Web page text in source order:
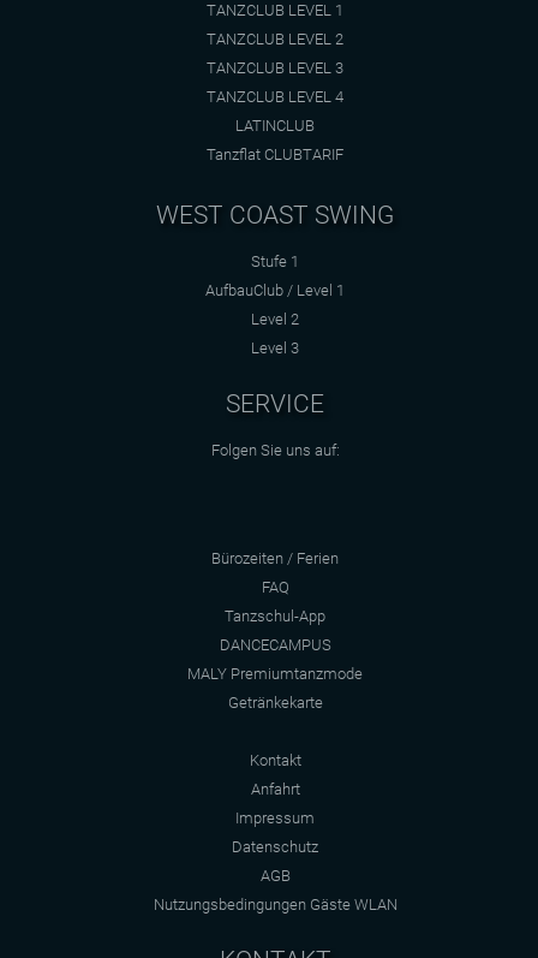
TANZCLUB LEVEL 1
TANZCLUB LEVEL 2
TANZCLUB LEVEL 3
TANZCLUB LEVEL 4
LATINCLUB
Tanzflat CLUBTARIF
WEST COAST SWING
Stufe 1
AufbauClub / Level 1
Level 2
Level 3
SERVICE
Folgen Sie uns auf:
Bürozeiten / Ferien
FAQ
Tanzschul-App
DANCECAMPUS
MALY Premiumtanzmode
Getränkekarte
Kontakt
Anfahrt
Impressum
Datenschutz
AGB
Nutzungsbedingungen Gäste WLAN